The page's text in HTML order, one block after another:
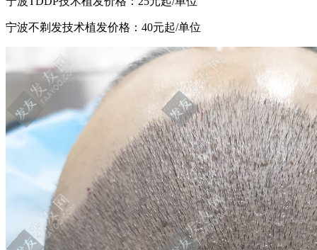
宁波不剃发技术植发价格：40元起/单位